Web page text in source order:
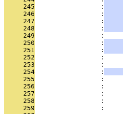
     245
                 :
     246
                 :
     247
                 :
     248
                 :
     249
:
     250
                 :
     251
                 :
     252
:
     253
:
     254
                 :
     255
:
     256
:
     257
:
     258
:
     259
: